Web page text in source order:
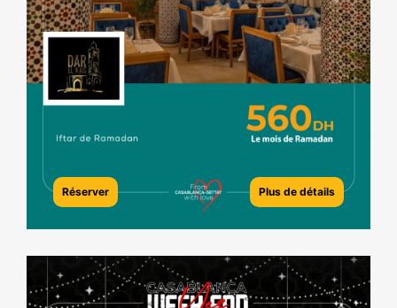
Réserver Plus de détails